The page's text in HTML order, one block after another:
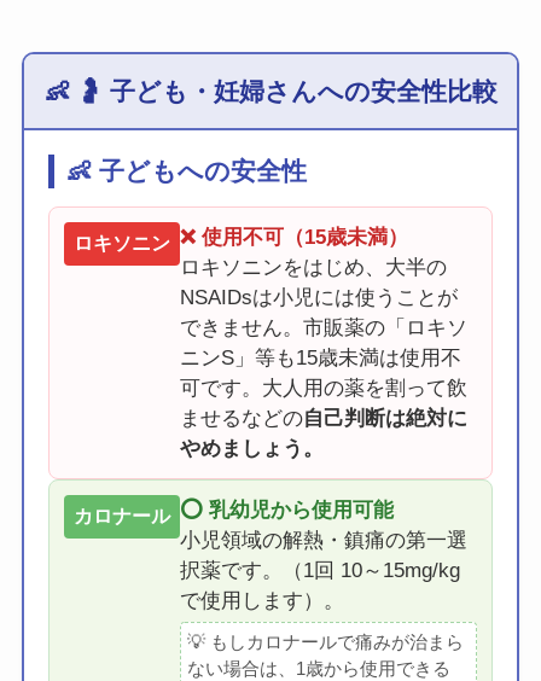
👶 🤰 子ども・妊婦さんへの安全性比較
👶 子どもへの安全性
ロキソニン ❌ 使用不可（15歳未満）
ロキソニンをはじめ、大半の
NSAIDsは小児には使うことが
できません。市販薬の「ロキソ
ニンS」等も15歳未満は使用不
可です。大人用の薬を割って飲
ませるなどの自己判断は絶対に
やめましょう。
カロナール ⭕️ 乳幼児から使用可能
小児領域の解熱・鎮痛の第一選
択薬です。（1回 10～15mg/kg
で使用します）。
💡 もしカロナールで痛みが治まら
ない場合は、1歳から使用できる